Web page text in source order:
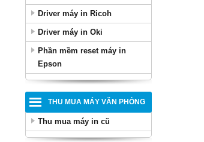
Driver máy in Ricoh
Driver máy in Oki
Phần mềm reset máy in
Epson
THU MUA MÁY VĂN PHÒNG
Thu mua máy in cũ